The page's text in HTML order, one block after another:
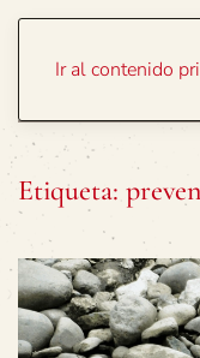
Ir al contenido
Etiqueta: